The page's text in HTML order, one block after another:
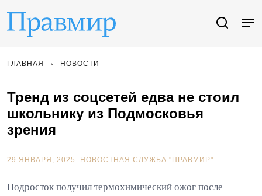
ГЛАВНАЯ НОВОСТИ
Тренд из соцсетей едва не стоил
школьнику из Подмосковья
зрения
29 ЯНВАРЯ, 2025. НОВОСТНАЯ СЛУЖБА "ПРАВМИР"
Подросток получил термохимический ожог после